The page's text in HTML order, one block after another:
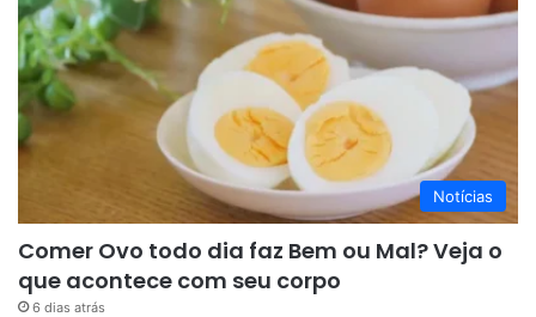
Notícias
Comer Ovo todo dia faz Bem ou Mal? Veja o
que acontece com seu corpo
6 dias atrás